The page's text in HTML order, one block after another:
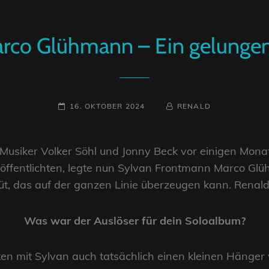
Glühmann – Ein
POSTED-
16. OKTOBER 2024
BY
BYLINE
RENALD
Volker Söhl und Jonny Beck vor einigen
legte nun Sylvan Frontmann Marco
das auf der ganzen Linie überzeugen kann.
Was war der Auslöser für dein Soloalbum?
mit Sylvan auch tatsächlich einen kleinen